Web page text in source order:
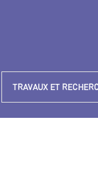
TRAVAUX ET